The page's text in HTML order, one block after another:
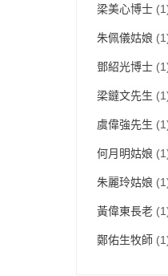
梁美心博士
朱佩儀姑娘
鄧紹光博士
梁鐽文先生
虞偉強先生
何月明姑娘
朱麗玲姑娘
黃偉東長老
鄭佑生牧師